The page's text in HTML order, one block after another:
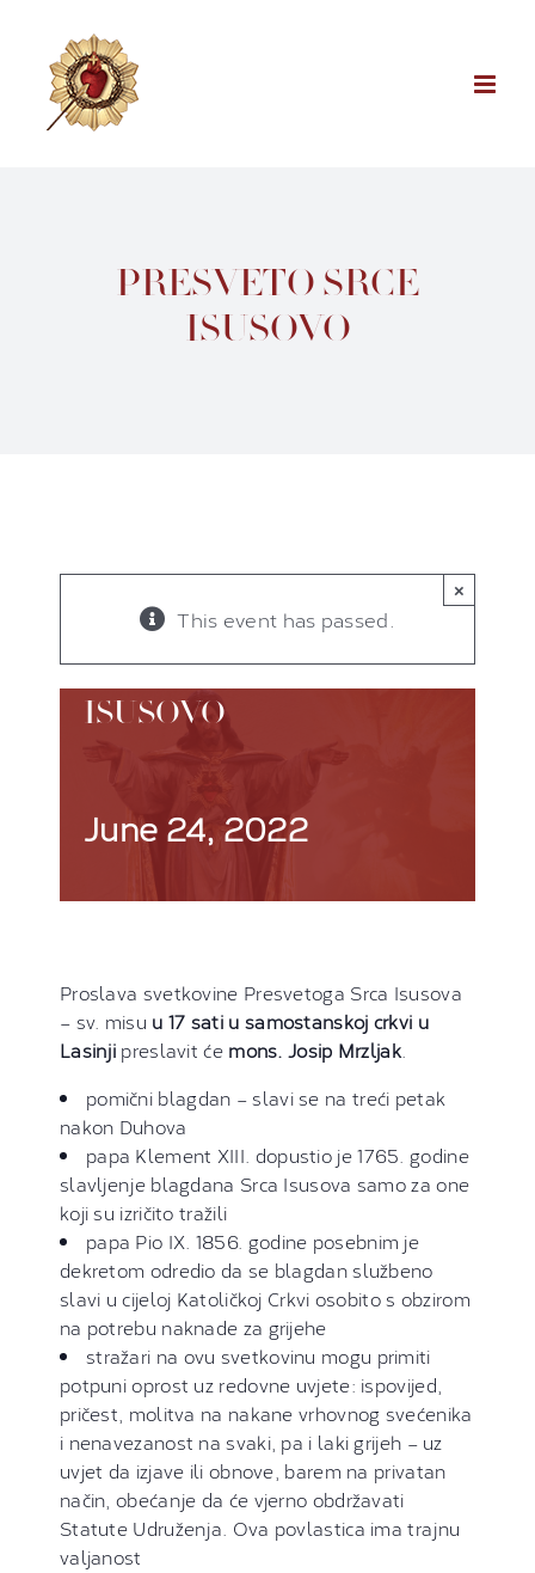
content
PRESVETO SRCE
ISUSOVO
×
This event has passed.
PRESVETO SRCE
ISUSOVO
June 24, 2022
Proslava svetkovine Presvetoga Srca Isusova
– sv. misu u 17 sati u samostanskoj crkvi u
Lasinji preslavit će mons. Josip Mrzljak.
pomični blagdan – slavi se na treći petak
nakon Duhova
papa Klement XIII. dopustio je 1765. godine
slavljenje blagdana Srca Isusova samo za one
koji su izričito tražili
papa Pio IX. 1856. godine posebnim je
dekretom odredio da se blagdan službeno
slavi u cijeloj Katoličkoj Crkvi osobito s obzirom
na potrebu naknade za grijehe
stražari na ovu svetkovinu mogu primiti
potpuni oprost uz redovne uvjete: ispovijed,
pričest, molitva na nakane vrhovnog svećenika
i nenavezanost na svaki, pa i laki grijeh – uz
uvjet da izjave ili obnove, barem na privatan
način, obećanje da će vjerno obdržavati
Statute Udruženja. Ova povlastica ima trajnu
valjanost